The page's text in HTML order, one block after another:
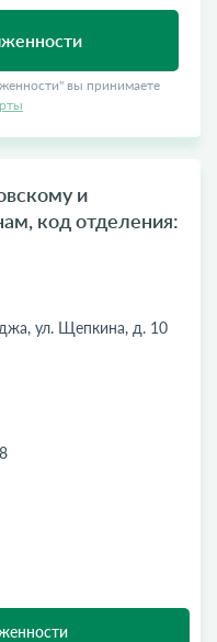
вы принимаете
и
код отделения:
ул. Щепкина, д. 10